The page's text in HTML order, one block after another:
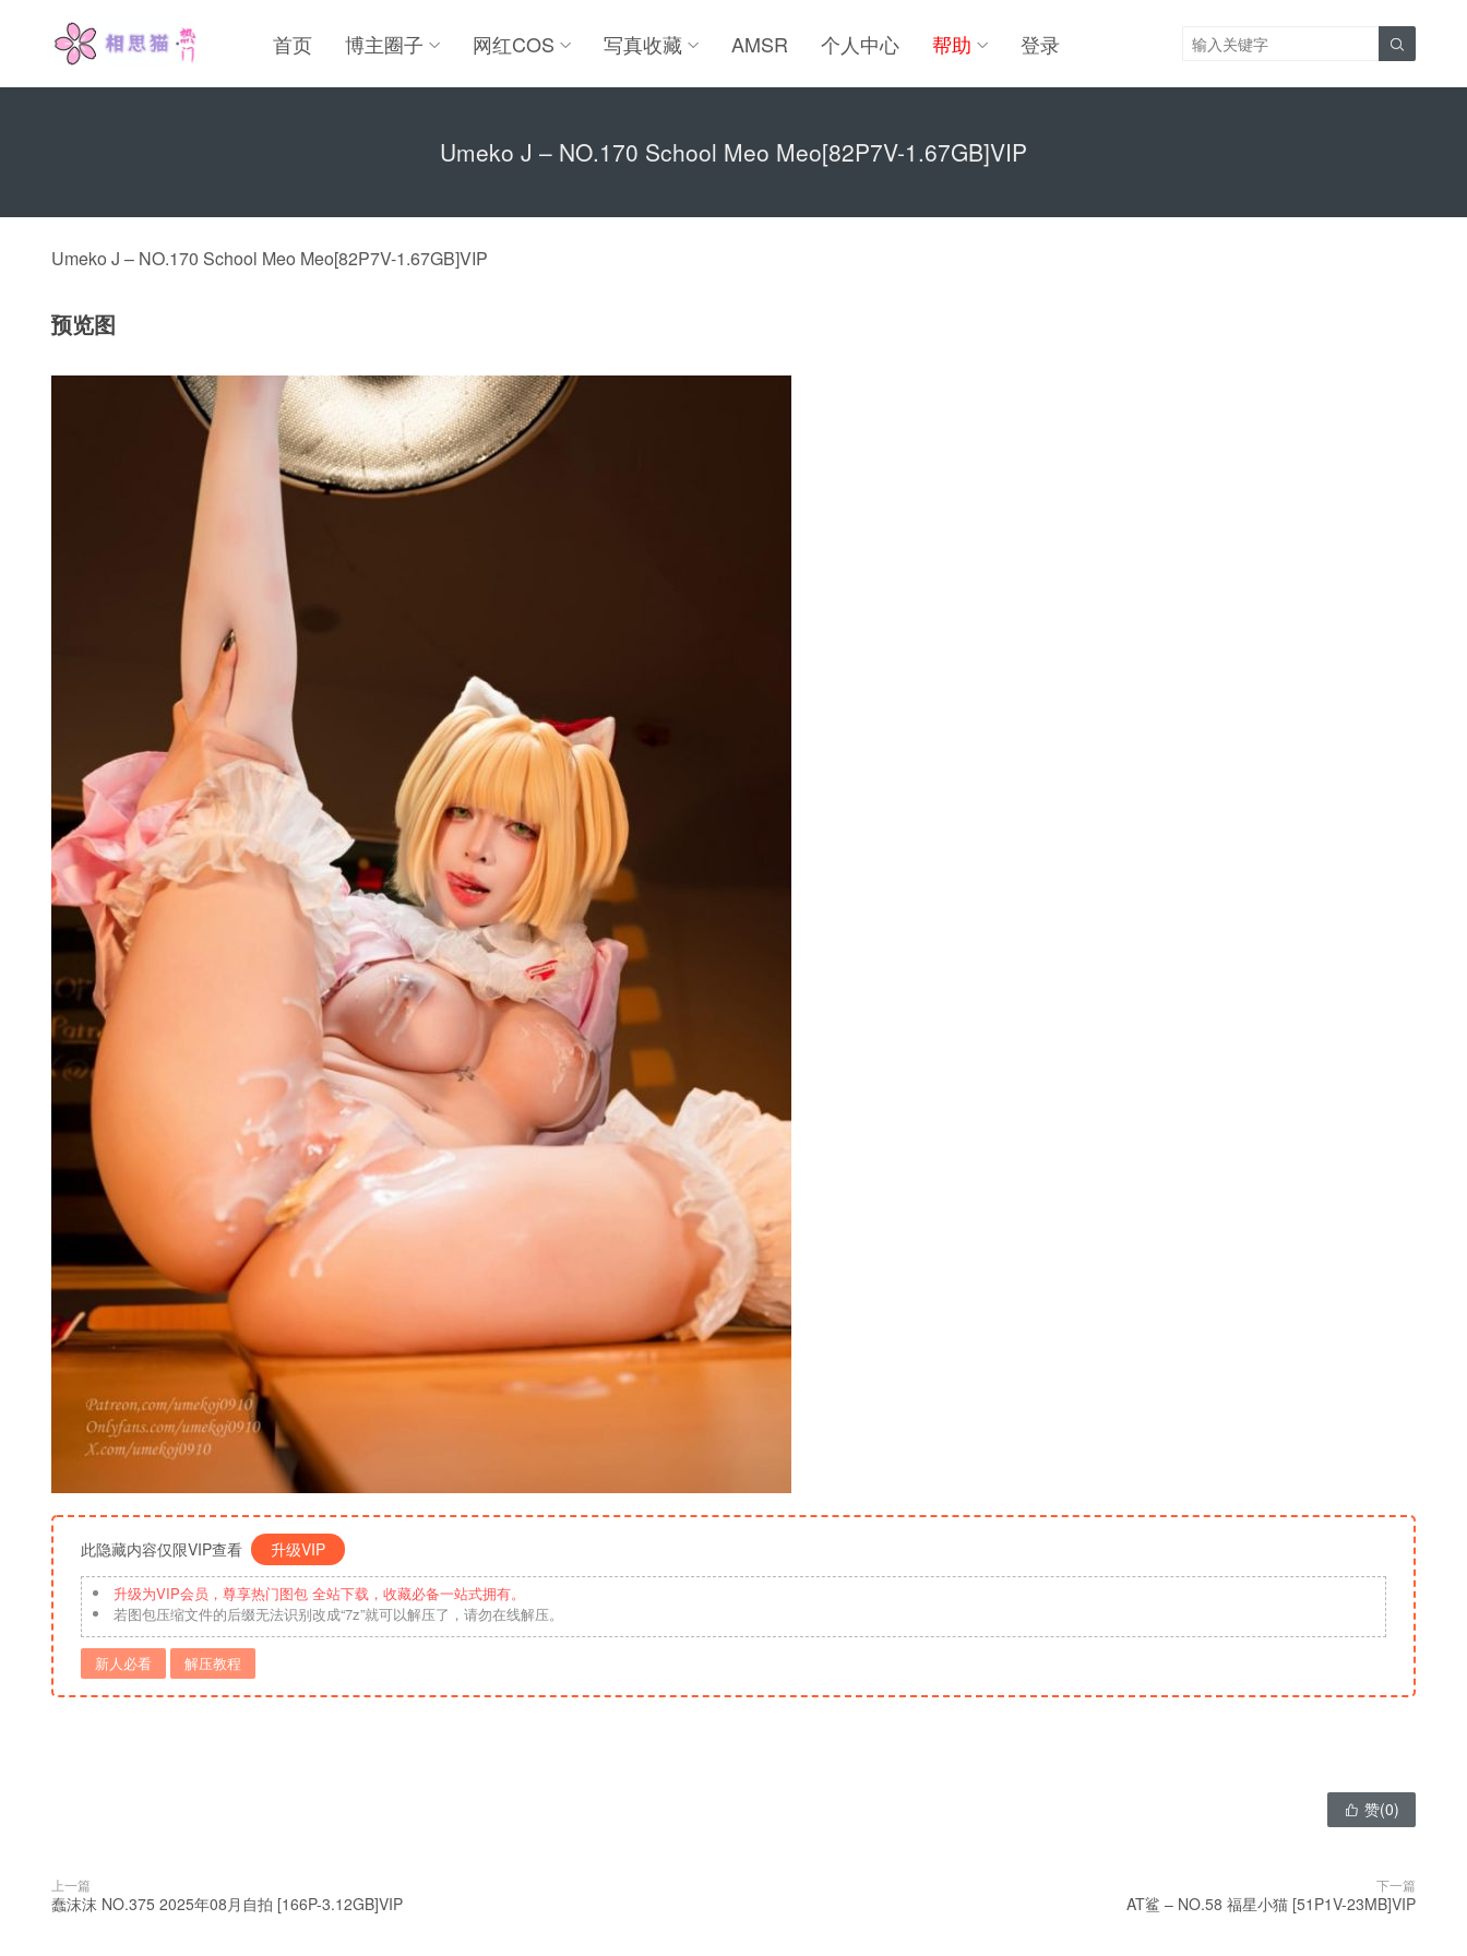
首页 博主圈子 网红COS 写真收藏 AMSR 个人中心 帮助 登录 
Umeko J – NO.170 School Meo Meo[82P7V-1.67GB]VIP
Umeko J – NO.170 School Meo Meo[82P7V-1.67GB]VIP
预览图
此隐藏内容仅限VIP查看 升级VIP
升级为VIP会员，尊享热门图包 全站下载，收藏必备一站式拥有。
若图包压缩文件的后缀无法识别改成“7z”就可以解压了，请勿在线解压。
新人必看 解压教程
 赞(0)
上一篇
蠢沫沫 NO.375 2025年08月自拍 [166P-3.12GB]VIP
下一篇
AT鲨 – NO.58 福星小猫 [51P1V-23MB]VIP